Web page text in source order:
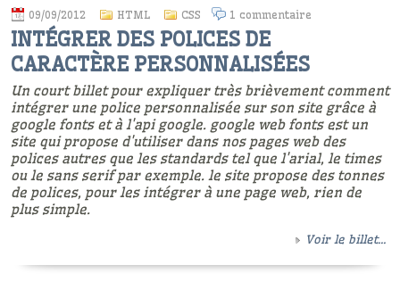
09/09/2012 HTML CSS 1 commentaire
INTÉGRER DES POLICES DE
CARACTÈRE PERSONNALISÉES
Un court billet pour expliquer très brièvement comment
intégrer une police personnalisée sur son site grâce à
google fonts et à l'api google. google web fonts est un
site qui propose d'utiliser dans nos pages web des
polices autres que les standards tel que l'arial, le times
ou le sans serif par exemple. le site propose des tonnes
de polices, pour les intégrer à une page web, rien de
plus simple.
Voir le billet...